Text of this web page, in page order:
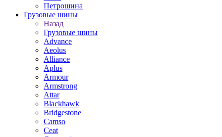
Петрошина
Грузовые шины
Назад
Грузовые шины
Advance
Aeolus
Alliance
Aplus
Armour
Armstrong
Attar
Blackhawk
Bridgestone
Camso
Ceat